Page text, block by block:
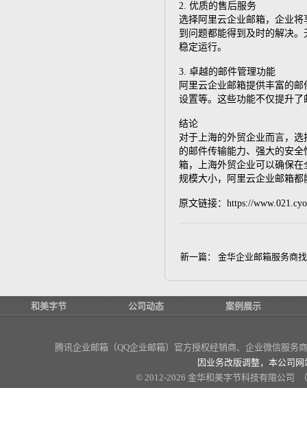
2. 优质的售后服务
选择阿里云企业邮箱，企业
到问题都能得到及时的解决
稳定运行。
3. 卓越的邮件管理功能
阿里云企业邮箱提供丰富的
设置等。这些功能不仅提升
结论
对于上海的外贸企业而言，
的邮件传输能力、强大的安
箱，上海外贸企业可以确保
规模大小，阿里云企业邮箱
原文链接：https://
新一篇： 金华企业邮箱服务商
和美字节 公司动态 案例展示
腾讯企业邮箱（QQ企业邮箱）官方授权经销商、企业微信服务
因业务改版调整，本公司
© 2012-2026 金华和美字节科技有限公司